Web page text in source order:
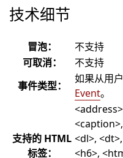
技术细节
冒泡：
不支持
可取消：
不支持
事件类型：
如果从用
Event。
支持的 HTML
标签：
<dl>,
<h6>,